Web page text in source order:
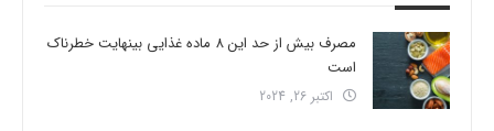
مصرف بیش از حد این 8 ماده غذایی بینهایت خطرناک
است
اکتبر 26, 2024